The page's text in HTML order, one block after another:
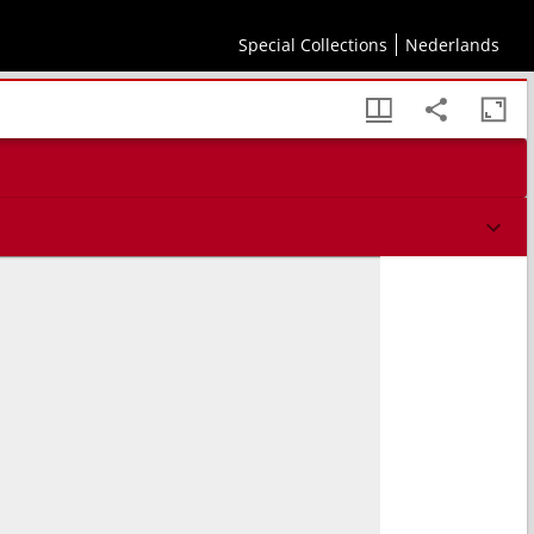
Special Collections Nederlands
huysen, boomgaerden ... als mede de eygenschappen van allerley boomen,
vogel-vangst, visschery, en de bequaemheyt der paerden, genees-middelen voor